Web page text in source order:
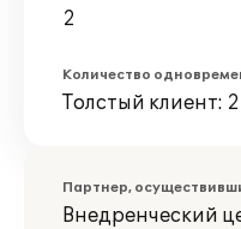
2
Количество
Толстый клиент: 2
Партнер,
Внедренческий